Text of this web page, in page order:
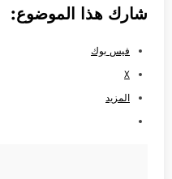
شارك هذا الموضوع:
فيس بوك
X
المزيد